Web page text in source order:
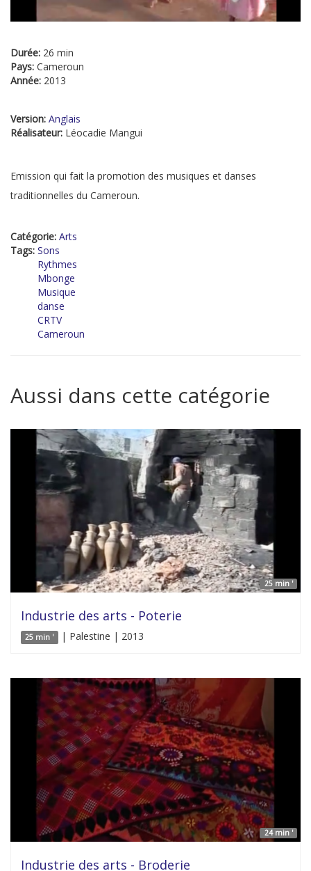
Durée: 26 min
Pays: Cameroun
Année: 2013
Version: Anglais
Réalisateur: Léocadie Mangui
Emission qui fait la promotion des musiques et danses
traditionnelles du Cameroun.
Catégorie: Arts
Tags: Sons
Rythmes
Mbonge
Musique
danse
CRTV
Cameroun
Aussi dans cette catégorie
25 min '
Industrie des arts - Poterie
25 min ' | Palestine | 2013
24 min '
Industrie des arts - Broderie